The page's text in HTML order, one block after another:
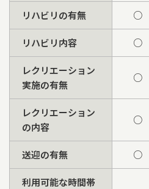
リハビリの有無 ○
リハビリ内容 ○
レクリエーション
実施の有無
○
レクリエーション
の内容
○
送迎の有無 ○
利用可能な時間帯